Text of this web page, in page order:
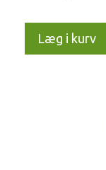
Læg i kurv